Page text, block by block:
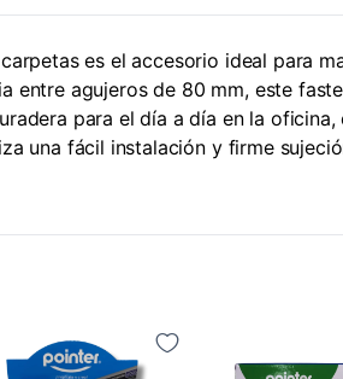
es el accesorio ideal para
entre agujeros de 80 mm, este
para el día a día en la
una fácil instalación y firme